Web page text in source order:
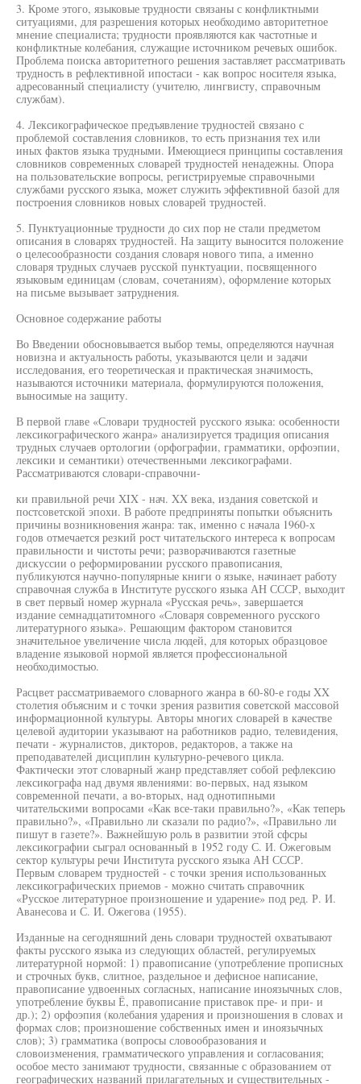
3. Кроме этого, языковые трудности связаны с конфликтными
ситуациями, для разрешения которых необходимо авторитетное
мнение специалиста; трудности проявляются как частотные и
конфликтные колебания, служащие источником речевых ошибок.
Проблема поиска авторитетного решения заставляет рассматривать
трудность в рефлективной ипостаси - как вопрос носителя языка,
адресованный специалисту (учителю, лингвисту, справочным
службам).
4. Лексикографическое предъявление трудностей связано с
проблемой составления словников, то есть признания тех или
иных фактов языка трудными. Имеющиеся принципы составления
словников современных словарей трудностей ненадежны. Опора
на пользовательские вопросы, регистрируемые справочными
службами русского языка, может служить эффективной базой для
построения словников новых словарей трудностей.
5. Пунктуационные трудности до сих пор не стали предметом
описания в словарях трудностей. На защиту выносится положение
о целесообразности создания словаря нового типа, а именно
словаря трудных случаев русской пунктуации, посвященного
языковым единицам (словам, сочетаниям), оформление которых
на письме вызывает затруднения.
Основное содержание работы
Во Введении обосновывается выбор темы, определяются научная
новизна и актуальность работы, указываются цели и задачи
исследования, его теоретическая и практическая значимость,
называются источники материала, формулируются положения,
выносимые на защиту.
В первой главе «Словари трудностей русского языка: особенности
лексикографического жанра» анализируется традиция описания
трудных случаев ортологии (орфографии, грамматики, орфоэпии,
лексики и семантики) отечественными лексикографами.
Рассматриваются словари-справочни-
ки правильной речи XIX - нач. XX века, издания советской и
постсоветской эпохи. В работе предприняты попытки объяснить
причины возникновения жанра: так, именно с начала 1960-х
годов отмечается резкий рост читательского интереса к вопросам
правильности и чистоты речи; разворачиваются газетные
дискуссии о реформировании русского правописания,
публикуются научно-популярные книги о языке, начинает работу
справочная служба в Институте русского языка АН СССР, выходит
в свет первый номер журнала «Русская речь», завершается
издание семнадцатитомного «Словаря современного русского
литературного языка». Решающим фактором становится
значительное увеличение числа людей, для которых образцовое
владение языковой нормой является профессиональной
необходимостью.
Расцвет рассматриваемого словарного жанра в 60-80-е годы XX
столетия объясним и с точки зрения развития советской массовой
информационной культуры. Авторы многих словарей в качестве
целевой аудитории указывают на работников радио, телевидения,
печати - журналистов, дикторов, редакторов, а также на
преподавателей дисциплин культурно-речевого цикла.
Фактически этот словарный жанр представляет собой рефлексию
лексикографа над двумя явлениями: во-первых, над языком
современной печати, а во-вторых, над однотипными
читательскими вопросами «Как все-таки правильно?», «Как теперь
правильно?», «Правильно ли сказали по радио?», «Правильно ли
пишут в газете?». Важнейшую роль в развитии этой сфсры
лексикографии сыграл основанный в 1952 году С. И. Ожеговым
сектор культуры речи Института русского языка АН СССР.
Первым словарем трудностей - с точки зрения использованных
лексикографических приемов - можно считать справочник
«Русское литературное произношение и ударение» под ред. Р. И.
Аванесова и С. И. Ожегова (1955).
Изданные на сегодняшний день словари трудностей охватывают
факты русского языка из следующих областей, регулируемых
литературной нормой: 1) правописание (употребление прописных
и строчных букв, слитное, раздельное и дефисное написание,
правописание удвоенных согласных, написание иноязычных слов,
употребление буквы Ё, правописание приставок пре- и при- и
др.); 2) орфоэпия (колебания ударения и произношения в словах и
формах слов; произношение собственных имен и иноязычных
слов); 3) грамматика (вопросы словообразования и
словоизменения, грамматического управления и согласования;
особое место занимают трудности, связанные с образованием от
географических названий прилагательных и существительных -